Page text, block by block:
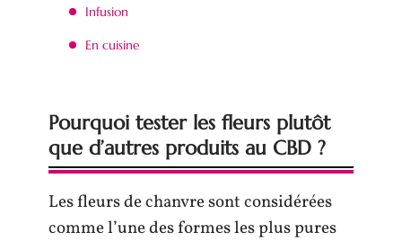
Infusion
En cuisine
Pourquoi tester les fleurs plutôt
que d’autres produits au CBD ?
Les fleurs de chanvre sont considérées
comme l’une des formes les plus pures